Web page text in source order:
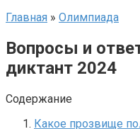
Главная » Олимпиада
Вопросы и
диктант 2024
Содержание
Какое прозвище